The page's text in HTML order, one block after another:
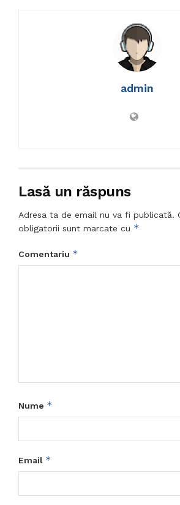
admin
Lasă un răspuns
Adresa ta de email nu va fi publicată.
obligatorii sunt marcate cu *
Comentariu *
Nume *
Email *